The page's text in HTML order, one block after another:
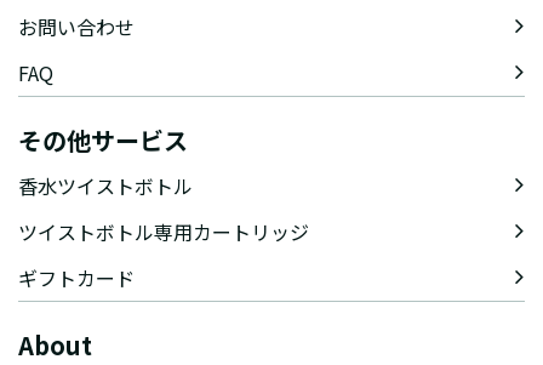
お問い合わせ
FAQ
その他サービス
香水ツイストボトル
ツイストボトル専用カートリッジ
ギフトカード
About